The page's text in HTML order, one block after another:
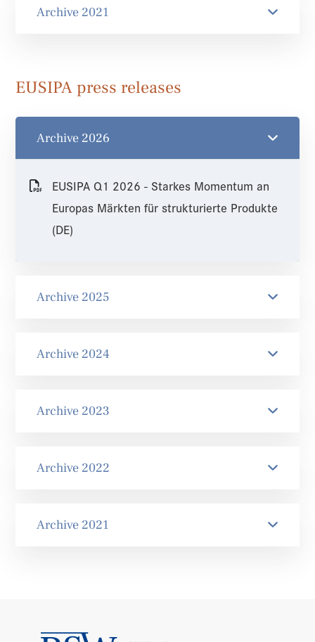
Archive 2021
EUSIPA press releases
Archive 2026
EUSIPA Q1 2026 - Starkes Momentum an
Europas Märkten für strukturierte Produkte
(DE)
Archive 2025
Archive 2024
Archive 2023
Archive 2022
Archive 2021